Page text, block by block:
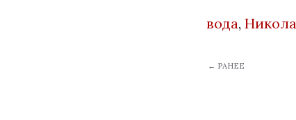
вода,
← РАНЕЕ